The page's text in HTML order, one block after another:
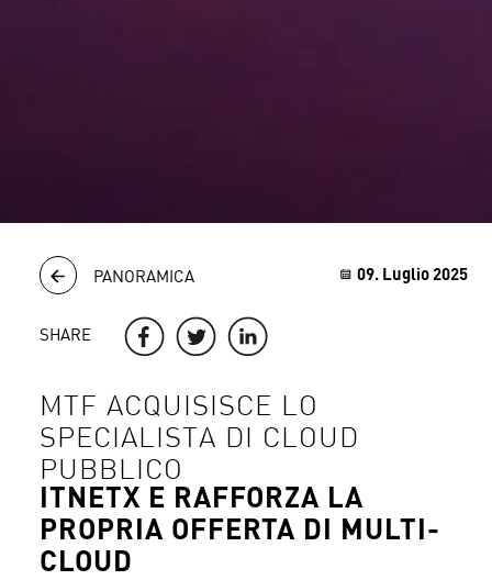
PANORAMICA
SHARE
09. Luglio 2025
MTF ACQUISISCE LO
SPECIALISTA DI CLOUD
PUBBLICO
ITNETX E RAFFORZA LA
PROPRIA OFFERTA DI MULTI-
CLOUD